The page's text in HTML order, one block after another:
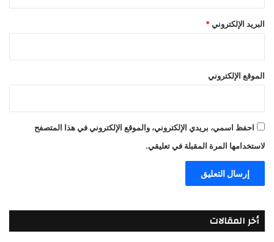
البريد الإلكتروني *
الموقع الإلكتروني
احفظ اسمي، بريدي الإلكتروني، والموقع الإلكتروني في هذا المتصفح
لاستخدامها المرة المقبلة في تعليقي.
أخر المقالات